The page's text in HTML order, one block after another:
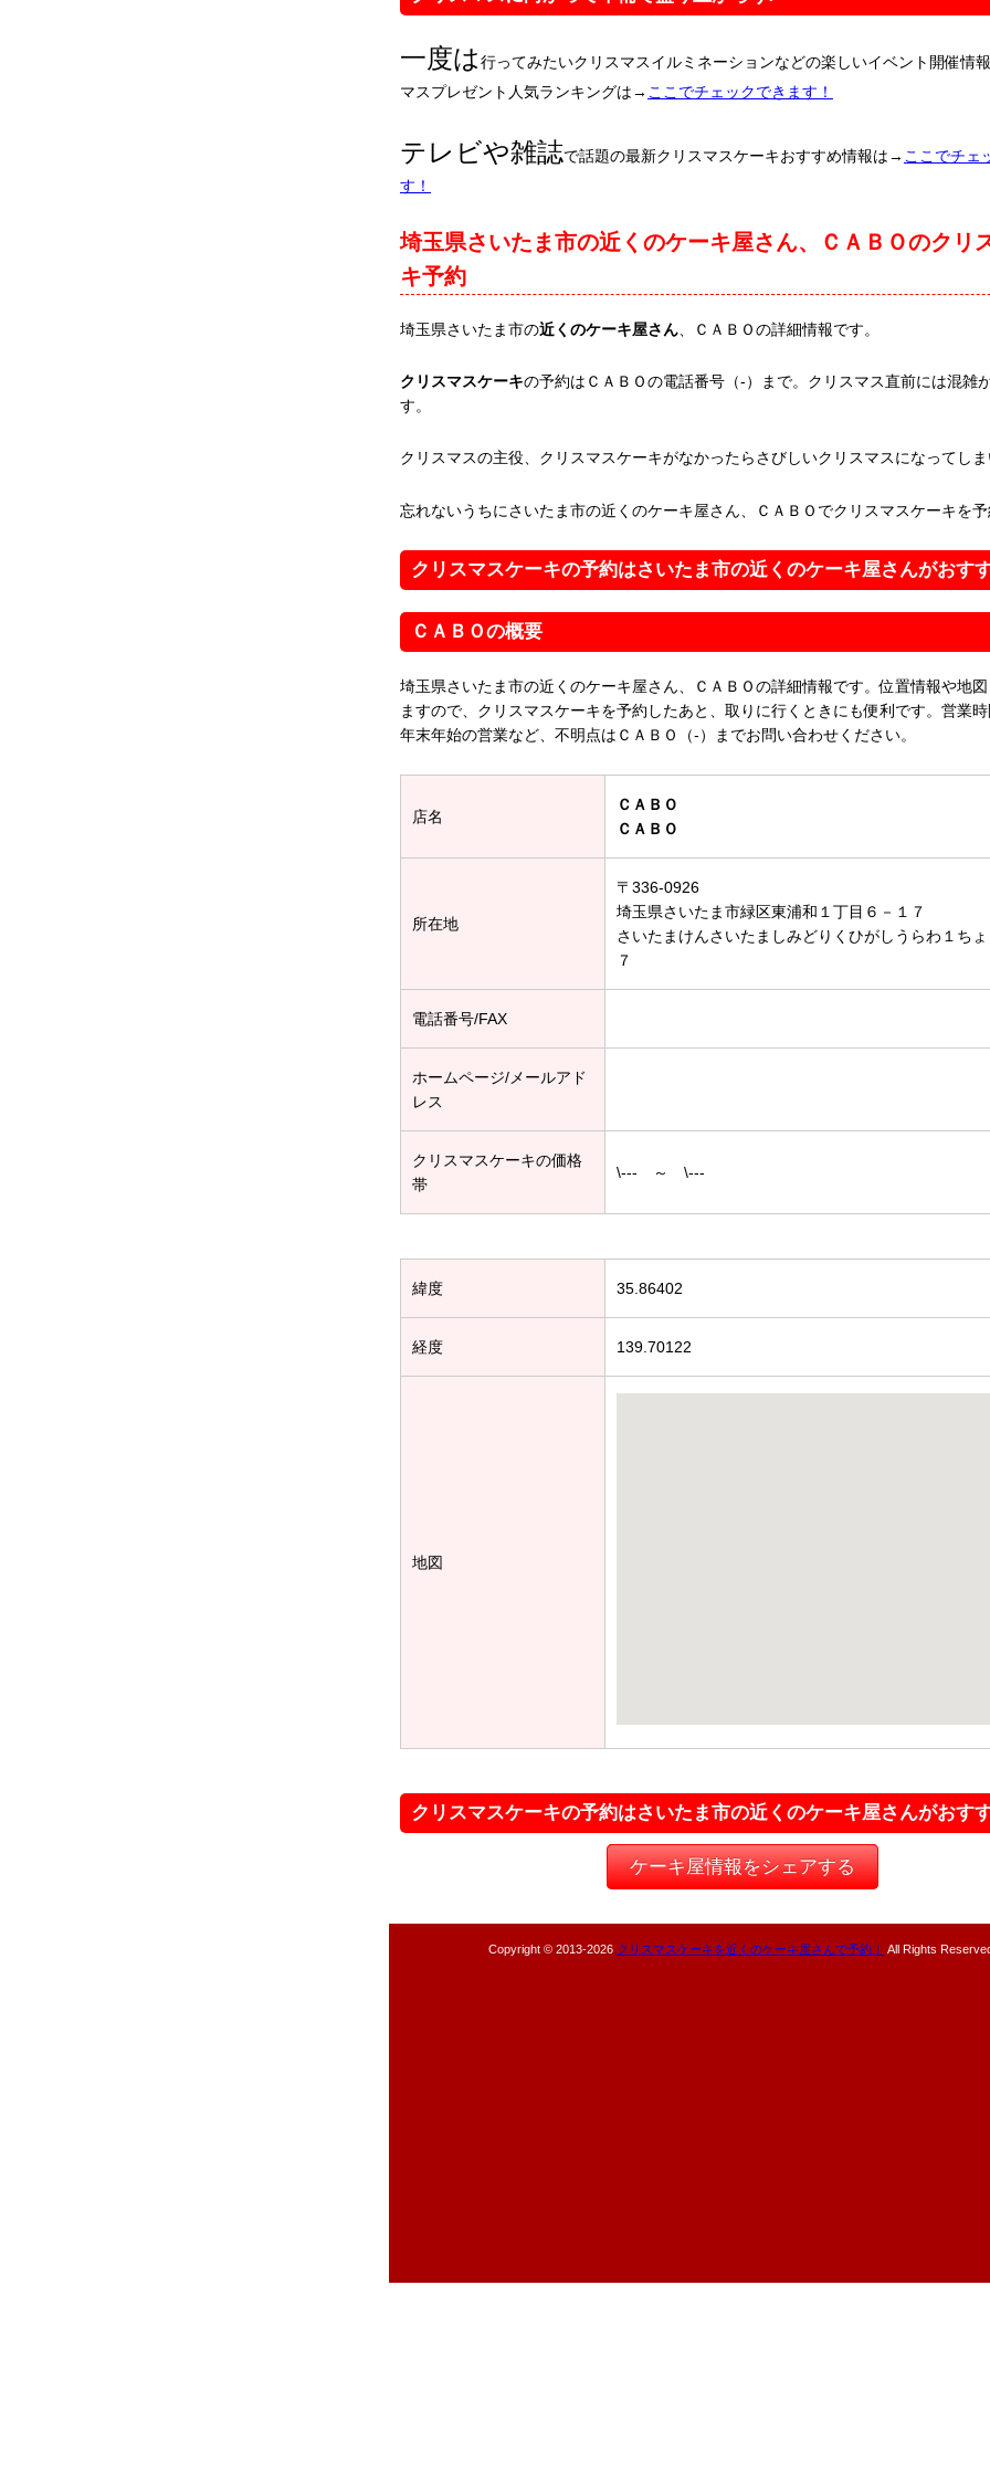
一度は行ってみたいクリスマスイルミネーションなどの楽しいイベント開催情
マスプレゼント人気ランキングは→ ここでチェックできます！
テレビや雑誌で話題の最新クリスマスケーキおすすめ情報は→ ここでチェ
す！
埼玉県さいたま市の近くのケーキ屋さん、ＣＡＢＯのクリ
キ予約
埼玉県さいたま市の近くのケーキ屋さん 、ＣＡＢＯの詳細情報です。
クリスマスケーキの予約はＣＡＢＯの電話番号（-）まで。クリスマス直前には混雑
す。
クリスマスの主役、クリスマスケーキがなかったらさびしいクリスマスになってしま
忘れないうちにさいたま市の近くのケーキ屋さん、ＣＡＢＯでクリスマスケーキを予
クリスマスケーキの予約はさいたま市の近くのケーキ屋さんがおす
ＣＡＢＯの概要
埼玉県さいたま市の近くのケーキ屋さん、ＣＡＢＯの詳細情報です。位置情報や地
ますので、クリスマスケーキを予約したあと、取りに行くときにも便利です。営業
年末年始の営業など、不明点はＣＡＢＯ（-）までお問い合わせください。
店名
ＣＡＢＯ
ＣＡＢＯ
所在地
〒336-0926
埼玉県さいたま市緑区東浦和１丁目６－１７
さいたまけんさいたましみどりくひがしうらわ１ちょ
７
電話番号/FAX
ホームページ/メールアド
レス
クリスマスケーキの価格
帯
\--- ～ \---
緯度 35.86402
経度 139.70122
地図
クリスマスケーキの予約はさいたま市の近くのケーキ屋さんがおす
ケーキ屋情報をシェアする
Copyright © 2013-2026 クリスマスケーキを近くのケーキ屋さんで予約！ All Rights